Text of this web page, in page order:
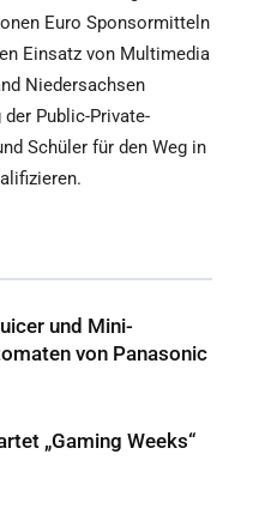
Euro Sponsormitteln
Einsatz von Multimedia
Niedersachsen
Public-Private-
Schüler für den Weg in
und Mini-
von Panasonic
„Gaming Weeks“